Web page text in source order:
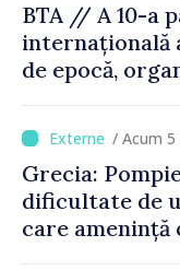
BTA // A 10-a
internațională
de epocă,
/ Acum 5
Grecia:
dificultate de
care amenință